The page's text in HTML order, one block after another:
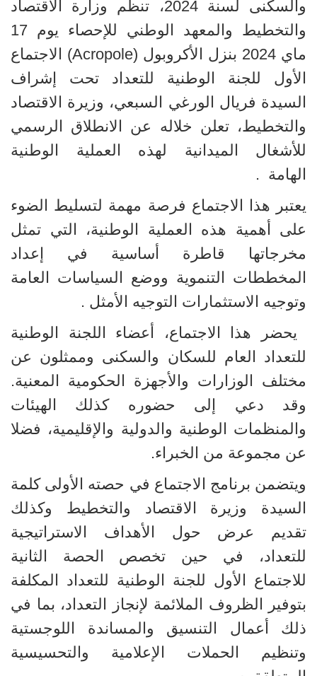
والسكنى لسنة 2024، تنظم وزارة الاقتصاد
والتخطيط والمعهد الوطني للإحصاء يوم 17
ماي 2024 بنزل الأكروبول
(Acropole) الاجتماع
الأول للجنة الوطنية للتعداد تحت إشراف
السيدة فريال الورغي السبعي، وزيرة الاقتصاد
والتخطيط، تعلن خلاله عن الانطلاق الرسمي
للأشغال الميدانية لهذه العملية الوطنية
الهامة .
يعتبر هذا الاجتماع فرصة مهمة لتسليط الضوء
على أهمية هذه العملية الوطنية، التي تمثل
مخرجاتها قاطرة أساسية في إعداد
المخططات التنموية ووضع السياسات العامة
وتوجيه الاستثمارات التوجيه الأمثل .
يحضر هذا الاجتماع، أعضاء اللجنة الوطنية
للتعداد العام للسكان والسكنى وممثلون عن
مختلف الوزارات والأجهزة الحكومية المعنية.
وقد دعي إلى حضوره كذلك الهيئات
والمنظمات الوطنية والدولية والإقليمية، فضلا
عن مجموعة من الخبراء.
ويتضمن برنامج الاجتماع في حصته الأولى كلمة
السيدة وزيرة الاقتصاد والتخطيط وكذلك
تقديم عرض حول الأهداف الاستراتيجية
للتعداد، في حين تخصص الحصة الثانية
للاجتماع الأول للجنة الوطنية للتعداد المكلفة
بتوفير الظروف الملائمة لإنجاز التعداد، بما في
ذلك أعمال التنسيق والمساندة اللوجستية
وتنظيم الحملات الإعلامية والتحسيسية